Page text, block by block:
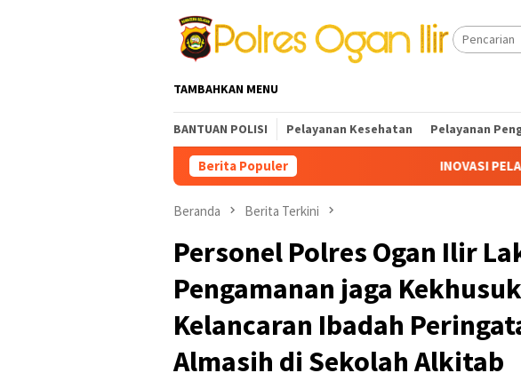
TAMBAHKAN MENU
BANTUAN POLISI Pelayanan Kesehatan Pelayanan
Berita Populer INOVASI PELAYANAN SKCK MASUK
Beranda Berita Terkini
Personel Polres Ogan Ilir
Pengamanan jaga
Kelancaran Ibadah
Almasih di Sekolah Alkitab